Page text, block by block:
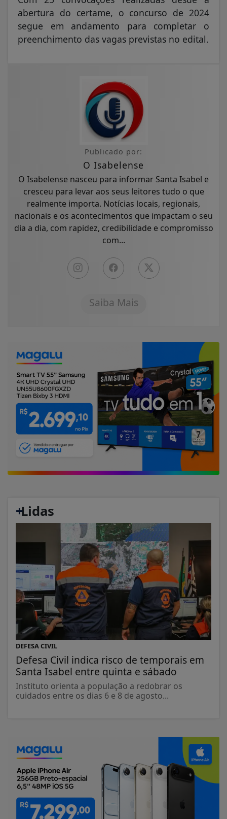
abertura do certame, o concurso de 2024
segue em andamento para completar o
preenchimento das vagas previstas no edital.
Publicado por:
O Isabelense
O Isabelense nasceu para informar Santa Isabel e
cresceu para levar aos seus leitores tudo o que
realmente importa. Notícias locais, regionais,
nacionais e os acontecimentos que impactam o seu
dia a dia, com rapidez, credibilidade e compromisso
com...
Saiba Mais
+
Lidas
DEFESA CIVIL
Defesa Civil indica risco de temporais em
Santa Isabel entre quinta e sábado
Instituto orienta a população a redobrar os
cuidados entre os dias 6 e 8 de agosto...